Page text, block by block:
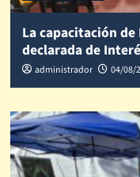
La capacitación
declarada de
administrador 04/08/